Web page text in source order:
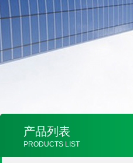
产品列表
PRODUCTS LIST